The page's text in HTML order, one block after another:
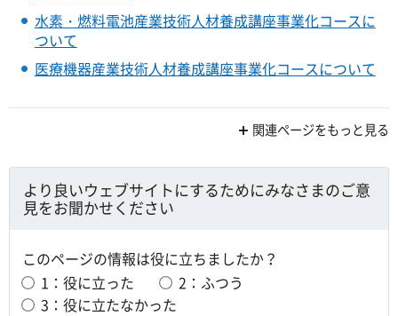
水素・燃料電池産業技術人材養成講座事業化コースに
ついて
医療機器産業技術人材養成講座事業化コースについて
関連ページをもっと見る
より良いウェブサイトにするためにみなさまのご意
見をお聞かせください
このページの情報は役に立ちましたか？
1：役に立った
2：ふつう
3：役に立たなかった